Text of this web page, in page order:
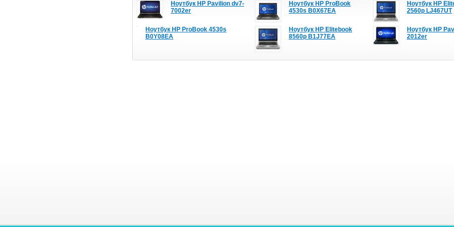
Ноутбук HP Pavilion dv7-
7002er
Ноутбук HP ProBook
4530s B0X67EA
Ноутбук HP
2560p LJ467UT
Ноутбук HP ProBook 4530s
B0Y08EA
Ноутбук HP Elitebook
8560p B1J77EA
Ноутбук HP
2012er